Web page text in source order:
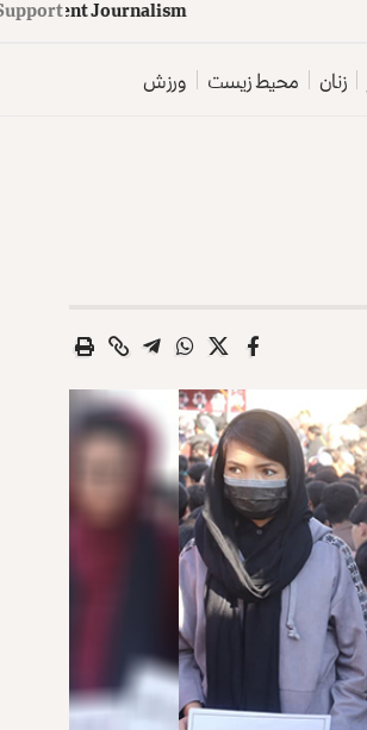
m
s
i
l
a
n
r
u
o
J
t
n
e
d
n
e
p
e Support
زنان محیط زیست ورزش